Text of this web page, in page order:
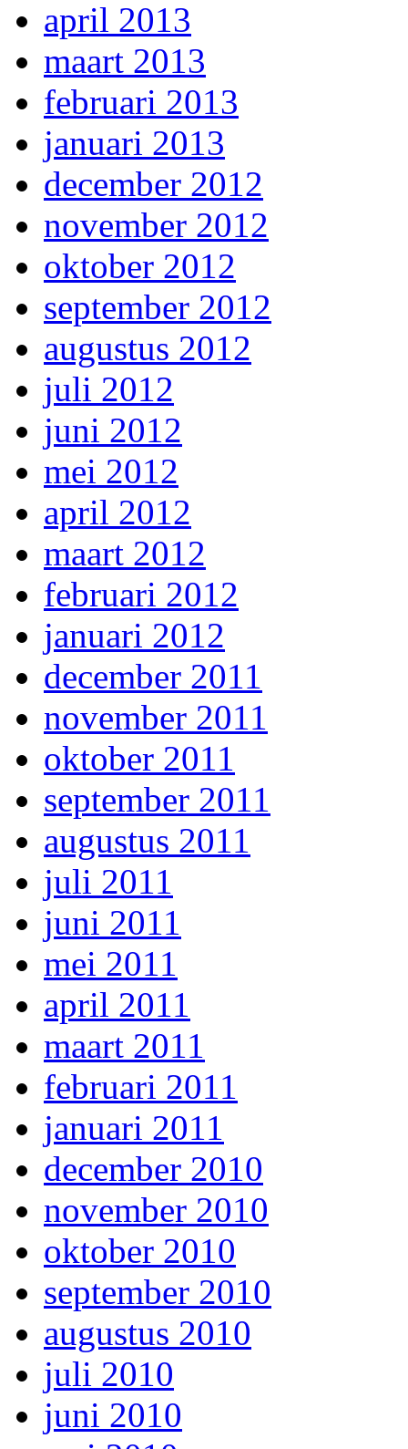
april 2013
maart 2013
februari 2013
januari 2013
december 2012
november 2012
oktober 2012
september 2012
augustus 2012
juli 2012
juni 2012
mei 2012
april 2012
maart 2012
februari 2012
januari 2012
december 2011
november 2011
oktober 2011
september 2011
augustus 2011
juli 2011
juni 2011
mei 2011
april 2011
maart 2011
februari 2011
januari 2011
december 2010
november 2010
oktober 2010
september 2010
augustus 2010
juli 2010
juni 2010